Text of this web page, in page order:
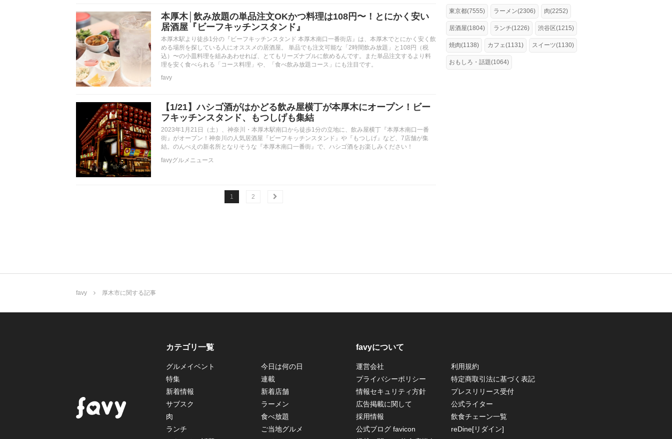
本厚木│飲み放題の単品注文OKかつ料理は108円〜！とにかく安い
居酒屋『ビーフキッチンスタンド』
本厚木駅より徒歩1分の『ビーフキッチンスタンド 本厚木南口一番街店』は、本厚木でとにかく安く飲
める場所を探している人にオススメの居酒屋。 単品でも注文可能な「2時間飲み放題」と108円（税
込）〜の小皿料理を組みあわせれば、とてもリーズナブルに飲めるんです。また単品注文するより料
理を安く食べられる「コース料理」や、「食べ飲み放題コース」にも注目です。
favy
【1/21】ハシゴ酒がはかどる飲み屋横丁が本厚木にオープン！ビー
フキッチンスタンド、もつしげも集結
2023年1月21日（土）、神奈川・本厚木駅南口から徒歩1分の立地に、飲み屋横丁『本厚木南口一番
街』がオープン！神奈川の人気居酒屋『ビーフキッチンスタンド』や『もつしげ』など、7店舗が集
結。のんべえの新名所となりそうな『本厚木南口一番街』で、ハシゴ酒をお楽しみください！
favyグルメニュース
1 2
東京都(7555) ラーメン(2306) 肉(2252)
居酒屋(1804) ランチ(1226) 渋谷区(1215)
焼肉(1138) カフェ(1131) スイーツ(1130)
おもしろ・話題(1064)
favy 厚木市に関する記事
カテゴリ一覧
グルメイベント
今日は何の日
特集
連載
新着情報
新着店舗
サブスク
ラーメン
肉
食べ放題
ランチ
ご当地グルメ
favyについて
運営会社
利用規約
プライバシーポリシー
特定商取引法に基づく表記
情報セキュリティ方針
プレスリリース受付
広告掲載に関して
公式ライター
採用情報
飲食チェーン一覧
公式ブログ favicon
reDine[リダイン]